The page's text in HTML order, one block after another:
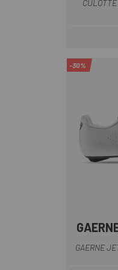
-30%
GAERNE